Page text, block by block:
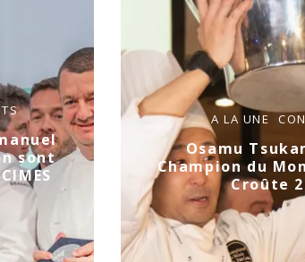
sont
A LA UNE
Osamu
Champion du
Croûte